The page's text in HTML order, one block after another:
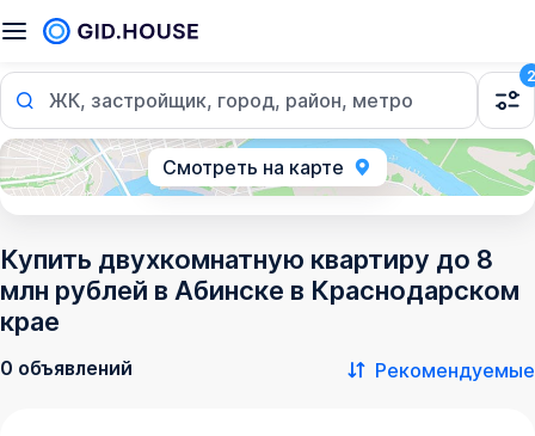
ЖК, застройщик, город, район, метро
2
Смотреть на карте
Купить двухкомнатную квартиру до 8
млн рублей в Абинске в Краснодарском
крае
0 объявлений Рекомендуемые